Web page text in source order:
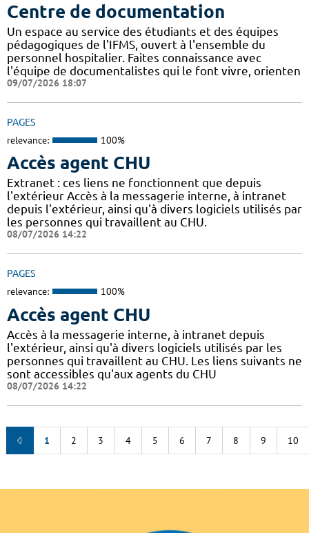
Centre de documentation
Un espace au service des étudiants et des équipes
pédagogiques de l'IFMS, ouvert à l'ensemble du
personnel hospitalier. Faites connaissance avec
l'équipe de documentalistes qui le font vivre, orienten
09/07/2026 18:07
PAGES
relevance: 100%
Accès agent CHU
Extranet : ces liens ne fonctionnent que depuis
l'extérieur Accès à la messagerie interne, à intranet
depuis l'extérieur, ainsi qu'à divers logiciels utilisés par
les personnes qui travaillent au CHU.
08/07/2026 14:22
PAGES
relevance: 100%
Accès agent CHU
Accès à la messagerie interne, à intranet depuis
l'extérieur, ainsi qu'à divers logiciels utilisés par les
personnes qui travaillent au CHU. Les liens suivants ne
sont accessibles qu'aux agents du CHU
08/07/2026 14:22
1 2 3 4 5 6 7 8 9 10